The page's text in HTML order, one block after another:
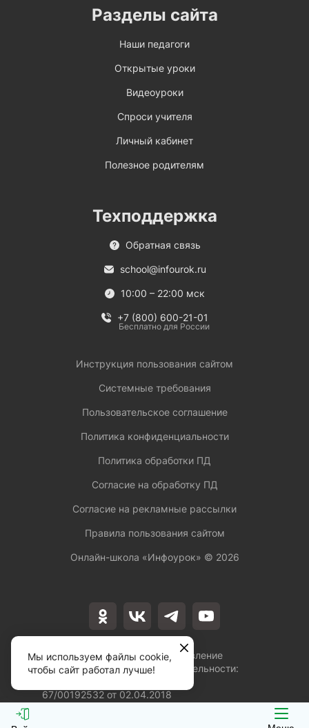
Лицензия на осуществление
образовательной деятельности:
67/00192532 от 02.04.2018
Разделы сайта
Наши педагоги
Открытые уроки
Видеоуроки
Спроси учителя
Личный кабинет
Полезное родителям
Техподдержка
Обратная связь
school@infourok.ru
10:00 – 22:00 мск
+7 (800) 600-21-01
Бесплатно для России
Инструкция пользования сайтом
Системные требования
Пользовательское соглашение
Политика конфиденциальности
Политика обработки ПД
Согласие на обработку ПД
Согласие на рекламные рассылки
Правила пользования сайтом
Онлайн-школа «Инфоурок» © 2026
Мы используем файлы cookie,
чтобы сайт работал лучше!